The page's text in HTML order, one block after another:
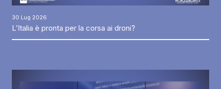
30 Lug 2026
L’Italia è pronta per la corsa ai droni?